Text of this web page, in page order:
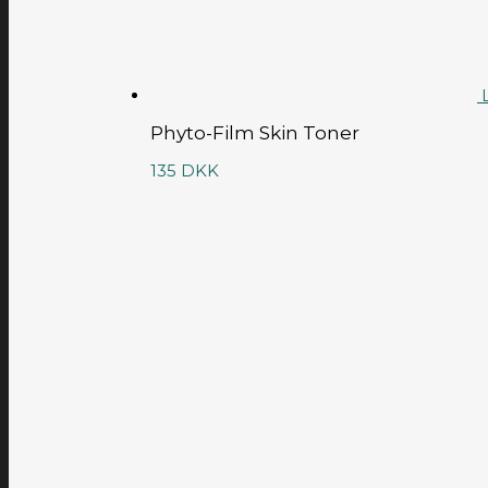
Phyto-Film Skin Toner
135 DKK